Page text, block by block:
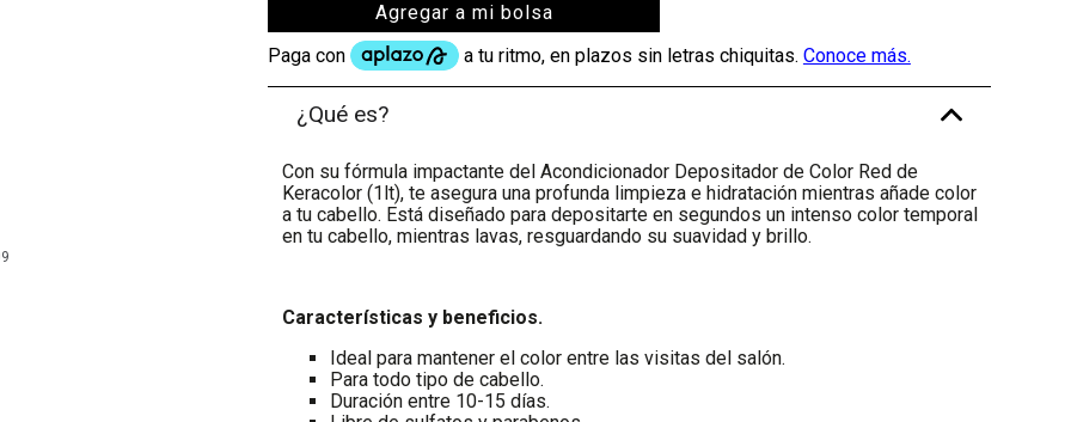
Agregar a mi bolsa
¿Qué es? -
Con su fórmula impactante del Acondicionador Depositador de Color Red de
Keracolor (1lt), te asegura una profunda limpieza e hidratación mientras añade color
a tu cabello. Está diseñado para depositarte en segundos un intenso color temporal
en tu cabello, mientras lavas, resguardando su suavidad y brillo.
Características y beneficios.
Ideal para mantener el color entre las visitas del salón.
Para todo tipo de cabello.
Duración entre 10-15 días.